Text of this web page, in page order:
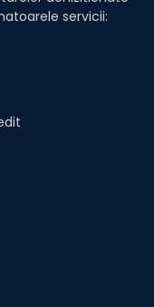
servicii: